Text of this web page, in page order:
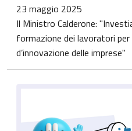
23 maggio 2025
Il Ministro Calderone:
formazione dei lavoratori
d’innovazione delle imprese"